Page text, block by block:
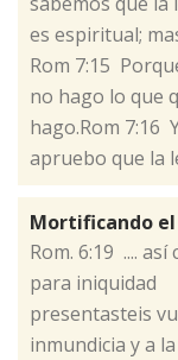
es espiritual;
Rom 7:15
no hago lo que
hago.Rom 7:16
apruebo que la
Mortificando el
​Rom. 6:19 .... así
para iniquidad
presentasteis
inmundicia y a